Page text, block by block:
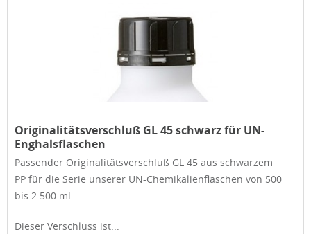
Originalitätsverschluß GL 45 schwarz für UN-
Enghalsflaschen
Passender Originalitätsverschluß GL 45 aus schwarzem
PP für die Serie unserer UN-Chemikalienflaschen von 500
bis 2.500 ml.
Dieser Verschluss ist...